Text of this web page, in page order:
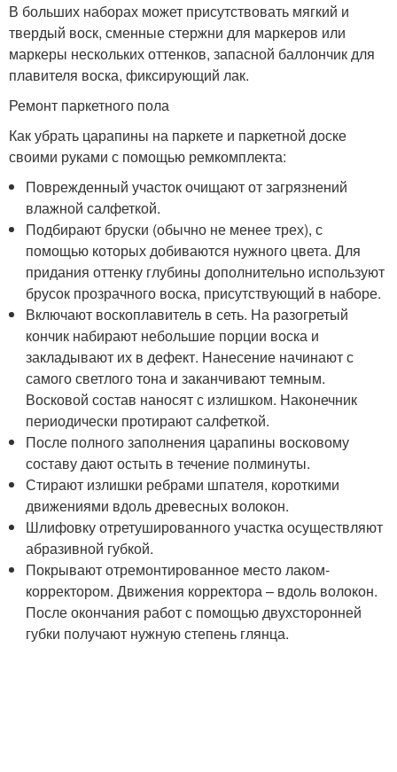
В больших наборах может присутствовать мягкий и
твердый воск, сменные стержни для маркеров или
маркеры нескольких оттенков, запасной баллончик для
плавителя воска, фиксирующий лак.
Ремонт паркетного пола
Как убрать царапины на паркете и паркетной доске
своими руками с помощью ремкомплекта:
Поврежденный участок очищают от загрязнений
влажной салфеткой.
Подбирают бруски (обычно не менее трех), с
помощью которых добиваются нужного цвета. Для
придания оттенку глубины дополнительно используют
брусок прозрачного воска, присутствующий в наборе.
Включают воскоплавитель в сеть. На разогретый
кончик набирают небольшие порции воска и
закладывают их в дефект. Нанесение начинают с
самого светлого тона и заканчивают темным.
Восковой состав наносят с излишком. Наконечник
периодически протирают салфеткой.
После полного заполнения царапины восковому
составу дают остыть в течение полминуты.
Стирают излишки ребрами шпателя, короткими
движениями вдоль древесных волокон.
Шлифовку отретушированного участка осуществляют
абразивной губкой.
Покрывают отремонтированное место лаком-
корректором. Движения корректора – вдоль волокон.
После окончания работ с помощью двухсторонней
губки получают нужную степень глянца.